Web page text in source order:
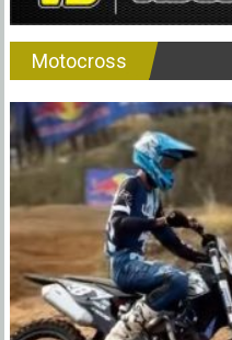
Motocross